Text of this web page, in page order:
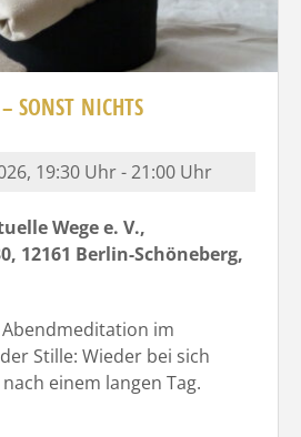
SONST NICHTS
19:30 Uhr - 21:00 Uhr
Wege e. V.,
12161 Berlin-Schöneberg,
im
Stille: Wieder bei sich
einem langen Tag.